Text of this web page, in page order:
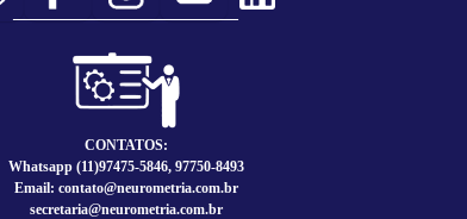
___________________________
CONTATOS:
Whatsapp (11)97475-5846, 97750-8493
Email: contato@neurometria.com.br
secretaria@neurometria.com.br